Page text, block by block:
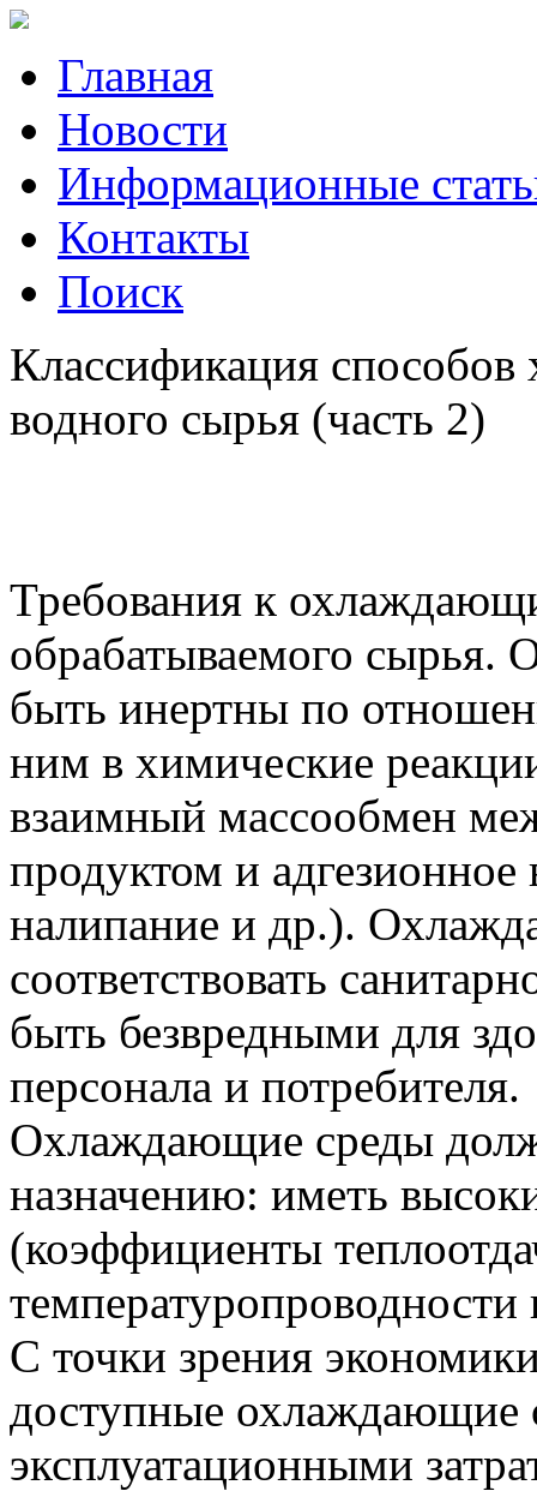
Главная
Новости
Информационные
Контакты
Поиск
Классификация способов
водного сырья (часть 2)
Требования к
обрабатываемого
быть инертны по
ним в химические
взаимный массообмен
продуктом и
налипание и др.).
соответствовать
быть безвредными для
персонала и потребителя.
Охлаждающие среды
назначению: иметь
(коэффициенты
температуропроводности
С точки зрения
доступные охлаждающие
эксплуатационными